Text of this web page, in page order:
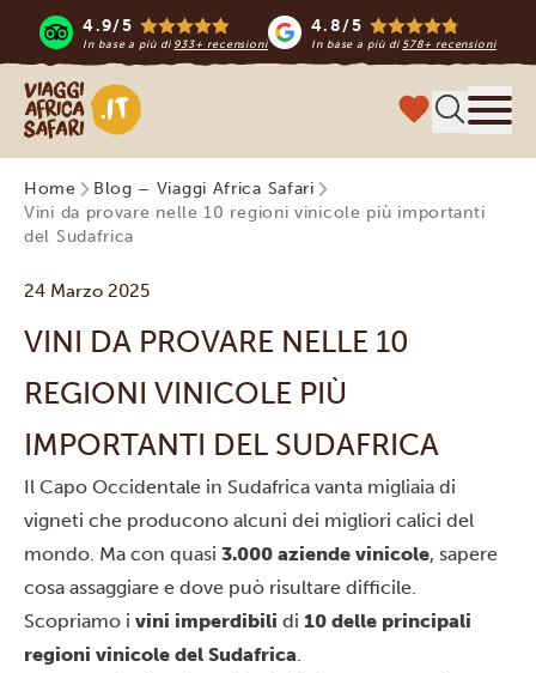
4.9/5
In base a più di 933+ recensioni
4.8/5
In base a più di578+ recensioni
Viaggi Africa Safari
Home
Blog – Viaggi Africa Safari
Vini da provare nelle 10 regioni vinicole più importanti
del Sudafrica
24 Marzo 2025
VINI DA PROVARE NELLE 10
REGIONI VINICOLE PIÙ
IMPORTANTI DEL SUDAFRICA
Il Capo Occidentale in Sudafrica vanta migliaia di
vigneti che producono alcuni dei migliori calici del
mondo. Ma con quasi 3.000 aziende vinicole, sapere
cosa assaggiare e dove può risultare difficile.
Scopriamo i vini imperdibili di 10 delle principali
regioni vinicole del Sudafrica.